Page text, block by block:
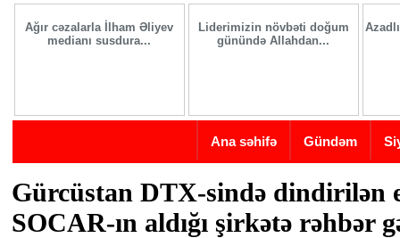
Skip to main content
Ağır cəzalarla İlham Əliyev
medianı susdura...
Liderimizin növbəti doğum
günündə Allahdan...
Ana səhifə Gündəm
Gürcüstan DTX-sində dindirilən
SOCAR-ın aldığı şirkətə rəhbər